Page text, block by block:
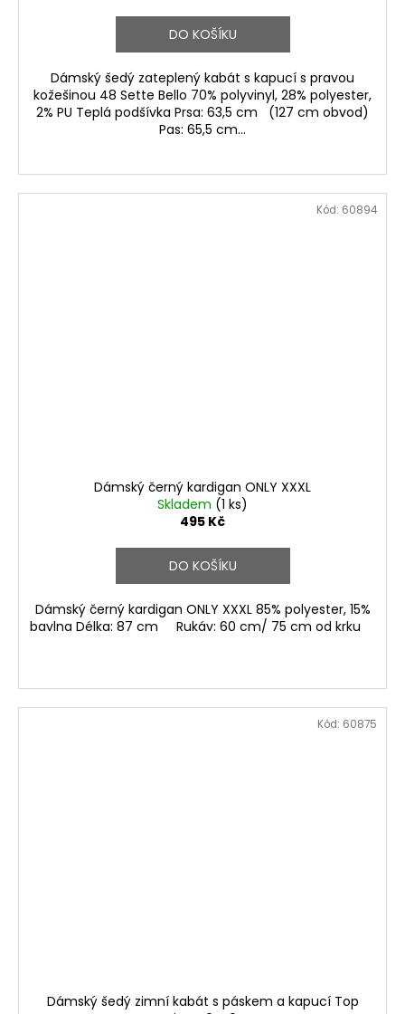
DO KOŠÍKU
Dámský šedý zateplený kabát s kapucí s pravou
kožešinou 48 Sette Bello 70% polyvinyl, 28% polyester,
2% PU Teplá podšívka Prsa: 63,5 cm (127 cm obvod)
Pas: 65,5 cm...
Dámský černý kardigan ONLY XXXL
Skladem (1 ks)
495 Kč
DO KOŠÍKU
Dámský černý kardigan ONLY XXXL 85% polyester, 15%
bavlna Délka: 87 cm Rukáv: 60 cm/ 75 cm od krku
Kód: 60894
Dámský šedý zimní kabát s páskem a kapucí Top
Kód: 60875